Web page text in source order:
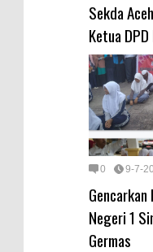
Sekda
Ketua DPD
0 9-7-
Negeri 1
Germas